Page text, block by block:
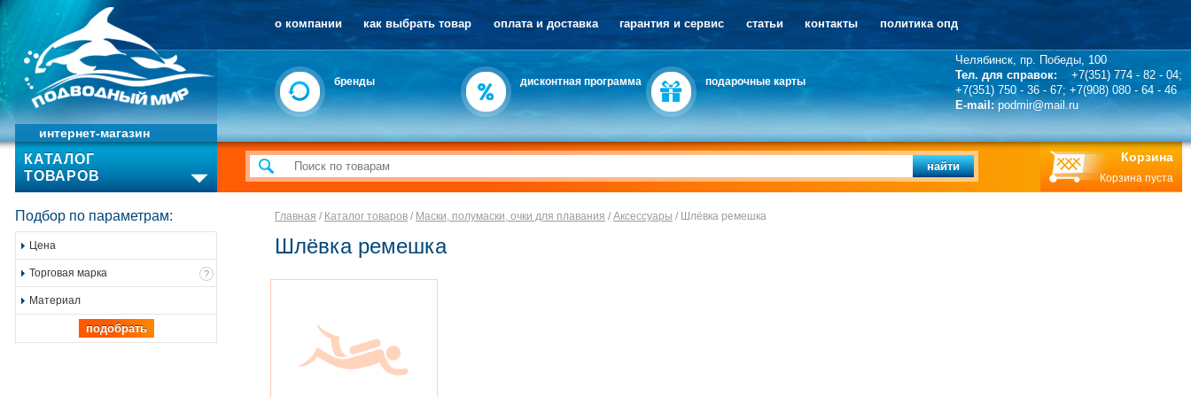
интернет-магазин
о компании как выбрать товар оплата и доставка гарантия и сервис статьи контакты политика опд
Челябинск, пр. Победы, 100
Тел. для справок: +7(351) 774 - 82 - 04;
+7(351) 750 - 36 - 67; +7(908) 080 - 64 - 46
E-mail:podmir@mail.ru
бренды дисконтная программа подарочные карты
найти
Корзина
Корзина пуста
КАТАЛОГ
ТОВАРОВ
Подбор по параметрам:
Цена
Торговая марка ?
Материал
подобрать
Главная / Каталог товаров / Маски, полумаски, очки для плавания / Аксессуары / Шлёвка ремешка
Шлёвка ремешка